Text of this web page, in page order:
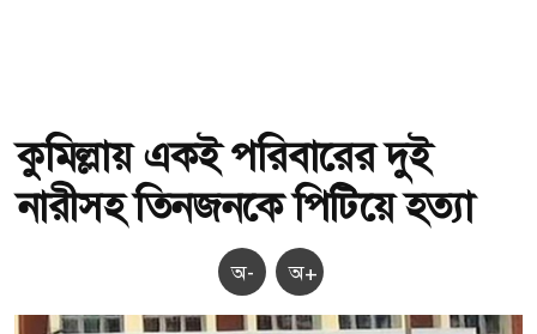
কুমিল্লায় একই পরিবারের দুই
নারীসহ তিনজনকে পিটিয়ে হত্যা
অ- অ+